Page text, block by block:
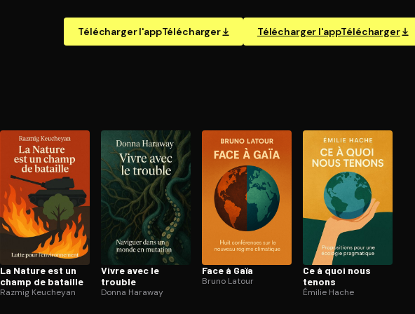
Télécharger l'appTélécharger Télécharger l'appTélécharger
La Nature est un
champ de bataille
Razmig Keucheyan
Vivre avec le
trouble
Donna Haraway
Face à Gaïa
Bruno Latour
Ce à quoi nous
tenons
Émilie Hache